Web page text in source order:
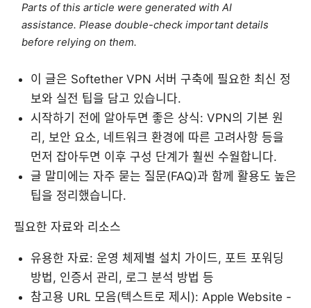
Parts of this article were generated with AI
assistance. Please double-check important details
before relying on them.
이 글은 Softether VPN 서버 구축에 필요한 최신 정
보와 실전 팁을 담고 있습니다.
시작하기 전에 알아두면 좋은 상식: VPN의 기본 원
리, 보안 요소, 네트워크 환경에 따른 고려사항 등을
먼저 잡아두면 이후 구성 단계가 훨씬 수월합니다.
글 말미에는 자주 묻는 질문(FAQ)과 함께 활용도 높은
팁을 정리했습니다.
필요한 자료와 리소스
유용한 자료: 운영 체제별 설치 가이드, 포트 포워딩
방법, 인증서 관리, 로그 분석 방법 등
참고용 URL 모음(텍스트로 제시): Apple Website -